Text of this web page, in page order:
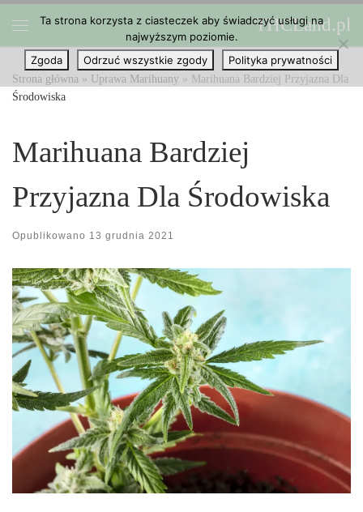
Przejdź do treści THCLand.pl
Strona główna » Uprawa Marihuany » Marihuana Bardziej Przyjazna Dla
Środowiska
Marihuana Bardziej
Przyjazna Dla Środowiska
Opublikowano 13 grudnia 2021
Ta strona korzysta z ciasteczek aby świadczyć usługi na
najwyższym poziomie.
Zgoda
Odrzuć wszystkie zgody Polityka prywatności